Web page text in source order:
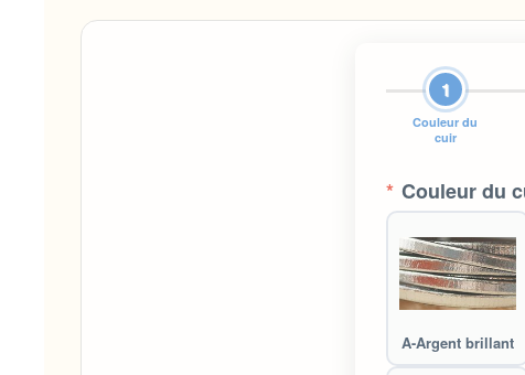
1
Couleur du
cuir
* Couleur du
A-Argent brillant